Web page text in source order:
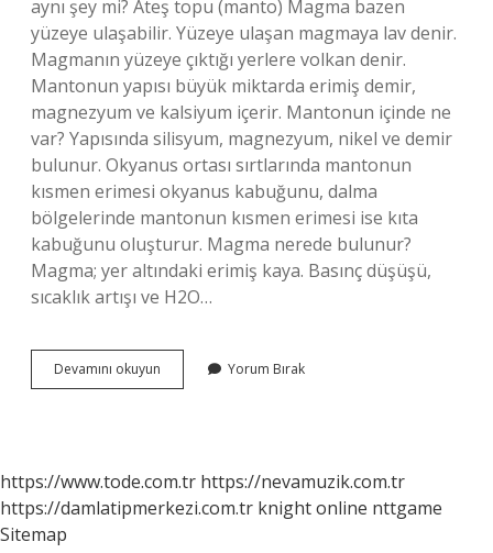
aynı şey mi? Ateş topu (manto) Magma bazen
yüzeye ulaşabilir. Yüzeye ulaşan magmaya lav denir.
Magmanın yüzeye çıktığı yerlere volkan denir.
Mantonun yapısı büyük miktarda erimiş demir,
magnezyum ve kalsiyum içerir. Mantonun içinde ne
var? Yapısında silisyum, magnezyum, nikel ve demir
bulunur. Okyanus ortası sırtlarında mantonun
kısmen erimesi okyanus kabuğunu, dalma
bölgelerinde mantonun kısmen erimesi ise kıta
kabuğunu oluşturur. Magma nerede bulunur?
Magma; yer altındaki erimiş kaya. Basınç düşüşü,
sıcaklık artışı ve H2O…
Devamını okuyun Mantonun
Içinde
Yorum Bırak
https://www.tode.com.tr https://nevamuzik.com.tr
https://damlatipmerkezi.com.tr knight online nttgame
Sitemap